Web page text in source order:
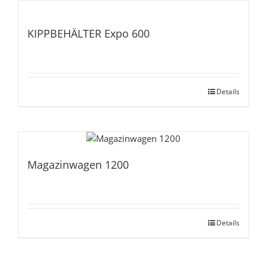
KIPPBEHÄLTER Expo 600
Details
Magazinwagen 1200
Details